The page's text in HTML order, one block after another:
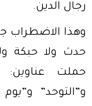
رجال الدين.
وهذا الاضطراب
حدث ولا حبكة
حملت عناوين:
و”التوحد”